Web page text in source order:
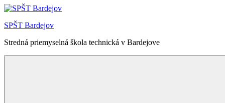
Skip
content
SPŠT Bardejov
Stredná priemyselná škola technická v Bardejove